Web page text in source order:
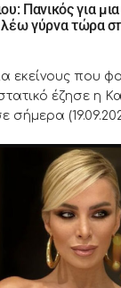
Πανικός για
γύρνα τώρα
εκείνους που
έζησε η
σήμερα